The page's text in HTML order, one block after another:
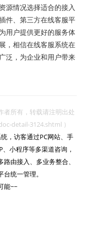
源情况选择适合的接入
件、第三方在线客服平
用户提供更好的服务体
，相信在线客服系统在
泛，为企业和用户带来
者所有，转载请注明出处
detail-3124.shtml ）
，访客通过PC网站、手
小程序等多渠道咨询，
由接入、多业务整合、
统一管理。
能~~